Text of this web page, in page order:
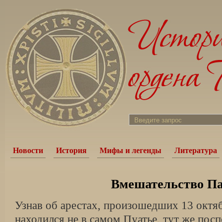
Новости История Мифы и легенды Литература
Вмешательство
Узнав об арестах, произошедших 13
находился не в самом Пуатье, тут же